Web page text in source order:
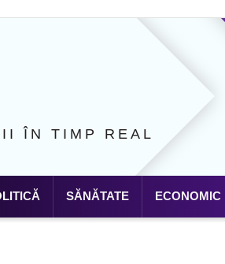
ÎN TIMP REAL
SĂNĂTATE ECONOMIC